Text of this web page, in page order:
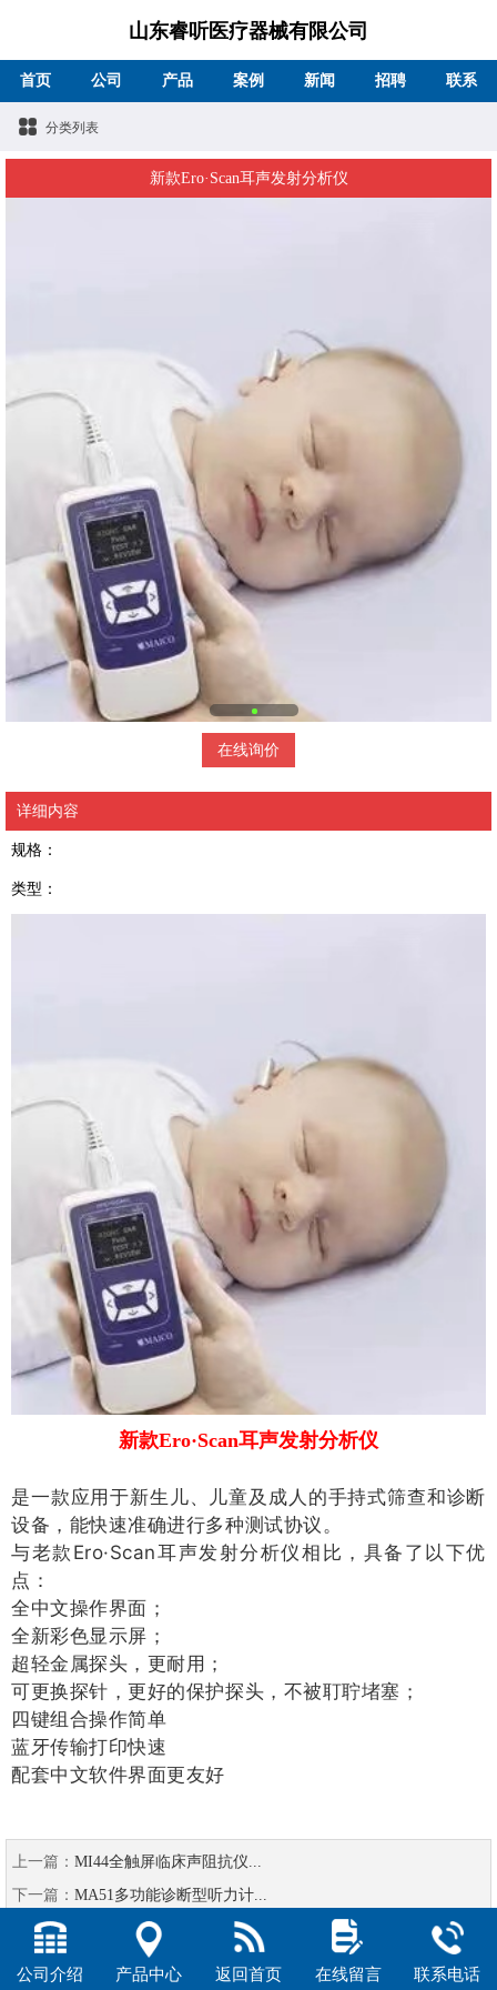
山东睿听医疗器械有限公司
首页 公司 产品 案例 新闻 招聘 联系
分类列表
新款Ero·Scan耳声发射分析仪
在线询价
详细内容
规格：
类型：
新款Ero·Scan耳声发射分析仪
是一款应用于新生儿、儿童及成人的手持式筛查和诊断
设备，能快速准确进行多种测试协议。
与老款Ero·Scan耳声发射分析仪相比，具备了以下优
点：
全中文操作界面；
全新彩色显示屏；
超轻金属探头，更耐用；
可更换探针，更好的保护探头，不被耵聍堵塞；
四键组合操作简单
蓝牙传输打印快速
配套中文软件界面更友好
上一篇： MI44全触屏临床声阻抗仪...
下一篇： MA51多功能诊断型听力计...
公司介绍 产品中心 返回首页 在线留言 联系电话